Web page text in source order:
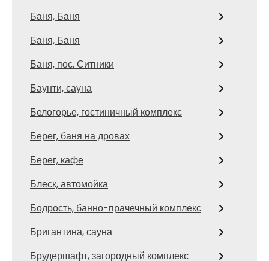
Баня, Баня
Баня, Баня
Баня, пос. Ситники
Баунти, сауна
Белогорье, гостиничный комплекс
Берег, баня на дровах
Берег, кафе
Блеск, автомойка
Бодрость, банно-прачечный комплекс
Бригантина, сауна
Брудершафт, загородный комплекс